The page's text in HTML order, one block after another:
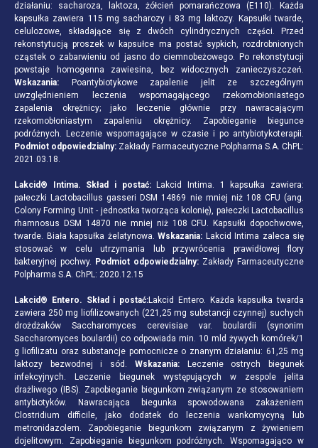
działaniu: sacharoza, laktoza, żółcień pomarańczowa (E110). Każda
kapsułka zawiera 115 mg sacharozy i 83 mg laktozy. Kapsułki twarde,
celulozowe, składające się z dwóch cylindrycznych części. Przed
rekonstytucją proszek w kapsułce ma postać sypkich, rozdrobnionych
cząstek o zabarwieniu od jasno do ciemnobeżowego. Po rekonstytucji
powstaje homogenna zawiesina, bez widocznych zanieczyszczeń.
Wskazania: Poantybiotykowe zapalenie jelit ze szczególnym
uwzględnieniem leczenia wspomagającego rzekomobłoniastego
zapalenia okrężnicy; jako leczenie głównie przy nawracającym
rzekomobłoniastym zapaleniu okrężnicy. Zapobieganie biegunce
podróżnych. Leczenie wspomagające w czasie i po antybiotykoterapii.
Podmiot odpowiedzialny: Zakłady Farmaceutyczne Polpharma S.A. ChPL:
2021.03.18.
Lakcid® Intima. Skład i postać:Lakcid Intima. 1 kapsułka zawiera:
pałeczki Lactobacillus gasseri DSM 14869 nie mniej niż 108 CFU (ang.
Colony Forming Unit - jednostka tworząca kolonię), pałeczki Lactobacillus
rhamnosus DSM 14870 nie mniej niż 108 CFU. Kapsułki dopochwowe,
twarde. Biała kapsułka żelatynowa. Wskazania: Lakcid Intima zaleca się
stosować w celu utrzymania lub przywrócenia prawidłowej flory
bakteryjnej pochwy. Podmiot odpowiedzialny: Zakłady Farmaceutyczne
Polpharma S.A. ChPL: 2020.12.15
Lakcid® Entero. Skład i postać:Lakcid Entero. Każda kapsułka twarda
zawiera 250 mg liofilizowanych (221,25 mg substancji czynnej) suchych
drożdżaków Saccharomyces cerevisiae var. boulardii (synonim
Saccharomyces boulardii) co odpowiada min. 10 mld żywych komórek/1
g liofilizatu oraz substancje pomocnicze o znanym działaniu: 61,25 mg
laktozy bezwodnej i sód. Wskazania:Leczenie ostrych biegunek
infekcyjnych. Leczenie biegunek występujących w zespole jelita
drażliwego (IBS). Zapobieganie biegunkom związanym ze stosowaniem
antybiotyków. Nawracająca biegunka spowodowana zakażeniem
Clostridium difficile, jako dodatek do leczenia wankomycyną lub
metronidazolem. Zapobieganie biegunkom związanym z żywieniem
dojelitowym. Zapobieganie biegunkom podróżnych. Wspomagająco w